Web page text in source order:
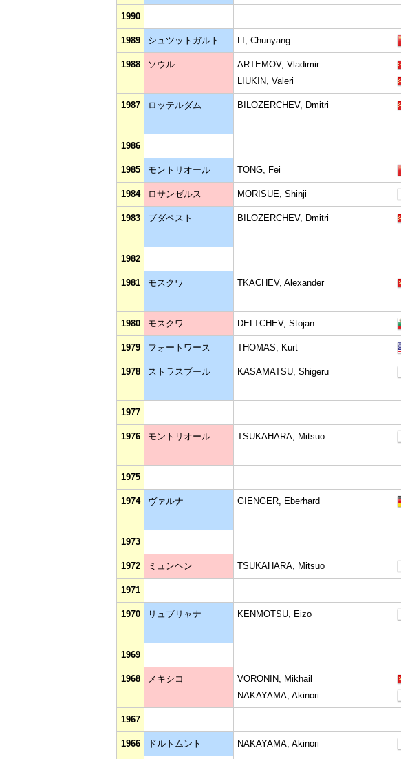
1990
1989 シュツットガルト LI, Chunyang
1988 ソウル
ARTEMOV, Vladimir
LIUKIN, Valeri
1987 ロッテルダム BILOZERCHEV, Dmitri
1986
1985 モントリオール TONG, Fei
1984 ロサンゼルス MORISUE, Shinji
1983 ブダペスト BILOZERCHEV, Dmitri
1982
1981 モスクワ TKACHEV, Alexander
1980 モスクワ DELTCHEV, Stojan
1979 フォートワース THOMAS, Kurt
1978 ストラスブール KASAMATSU, Shigeru
1977
1976 モントリオール TSUKAHARA, Mitsuo
1975
1974 ヴァルナ GIENGER, Eberhard
1973
1972 ミュンヘン TSUKAHARA, Mitsuo
1971
1970 リュブリャナ KENMOTSU, Eizo
1969
1968 メキシコ
VORONIN, Mikhail
NAKAYAMA, Akinori
1967
1966 ドルトムント NAKAYAMA, Akinori